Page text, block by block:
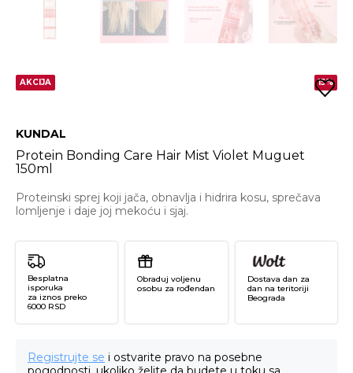
AKCIJA 15%
KUNDAL
Protein Bonding Care Hair Mist Violet Muguet
150ml
Proteinski sprej koji jača, obnavlja i hidrira kosu, sprečava
lomljenje i daje joj mekoću i sjaj.
Besplatna
isporuka
za iznos preko
6000 RSD
Obraduj voljenu
osobu za rođendan
Dostava dan za
dan na teritoriji
Beograda
Registrujte se i ostvarite pravo na posebne